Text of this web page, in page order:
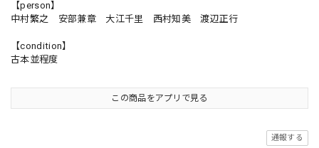
【person】
中村繁之 安部兼章 大江千里 西村知美 渡辺正行
【condition】
古本並程度
この商品をアプリで見る
通報する